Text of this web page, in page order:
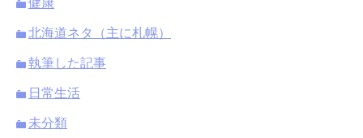
北海道ネタ（主に札幌）
執筆した記事
日常生活
未分類